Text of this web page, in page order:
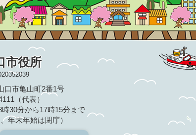
市役所
市亀山町2番1号
（代表）
30分から17時15分まで
年末年始は閉庁）